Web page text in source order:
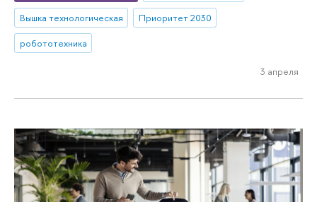
Вышка технологическая
Приоритет 2030
робототехника
3 апреля